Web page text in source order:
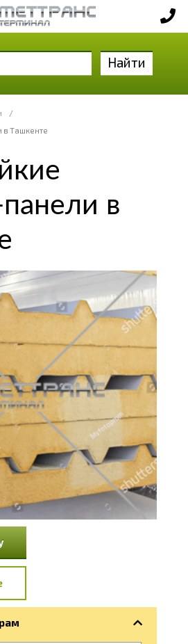
Найти
/
в Ташкенте
в